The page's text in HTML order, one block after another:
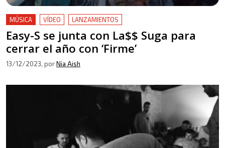
MÚSICA VÍDEO LANZAMIENTOS
Easy-S se junta con La$$ Suga para
cerrar el año con ‘Firme’
13/12/2023, porNia Aish